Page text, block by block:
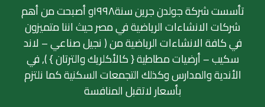
تأسست شركة جولدن جرين سنة١٩٩٨و أصبحت من أهم
شركات الانشاءات الرياضية في مصر حيث اننا متميزون
في كافة الانشاءات الرياضية من ( نجيل صناعي – لاند
سكيب – أرضيات مطاطية { كالأكلريك والترتان } ), في
الأندية والمدارس وكذلك التجمعات السكنية كما نلتزم
بأسعار لاتقبل المنافسة